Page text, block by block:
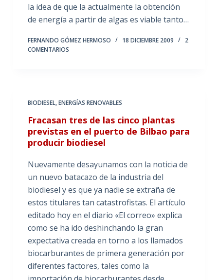
la idea de que la actualmente la obtención
de energía a partir de algas es viable tanto…
FERNANDO GÓMEZ HERMOSO 18 DICIEMBRE 2009
2
COMENTARIOS
BIODIESEL,ENERGÍAS RENOVABLES
Fracasan tres de las cinco plantas
previstas en el puerto de Bilbao para
producir biodiesel
Nuevamente desayunamos con la noticia de
un nuevo batacazo de la industria del
biodiesel y es que ya nadie se extraña de
estos titulares tan catastrofistas. El artículo
editado hoy en el diario «El correo» explica
como se ha ido deshinchando la gran
expectativa creada en torno a los llamados
biocarburantes de primera generación por
diferentes factores, tales como la